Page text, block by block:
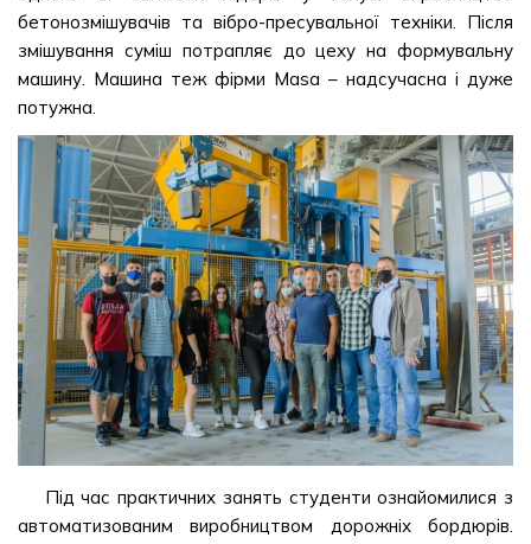
бетонозмішувачів та вібро-пресувальної техніки. Після
змішування суміш потрапляє до цеху на формувальну
машину. Машина теж фірми Masa – надсучасна і дуже
потужна.
Під час практичних занять студенти ознайомилися з
автоматизованим виробництвом дорожніх бордюрів.